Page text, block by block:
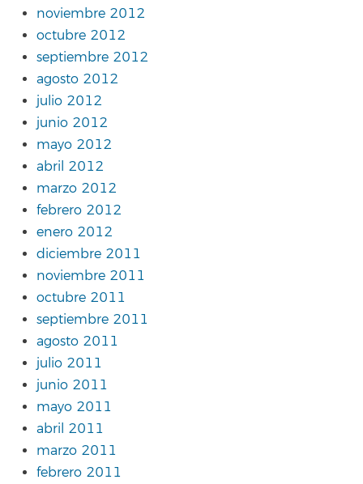
noviembre 2012
octubre 2012
septiembre 2012
agosto 2012
julio 2012
junio 2012
mayo 2012
abril 2012
marzo 2012
febrero 2012
enero 2012
diciembre 2011
noviembre 2011
octubre 2011
septiembre 2011
agosto 2011
julio 2011
junio 2011
mayo 2011
abril 2011
marzo 2011
febrero 2011